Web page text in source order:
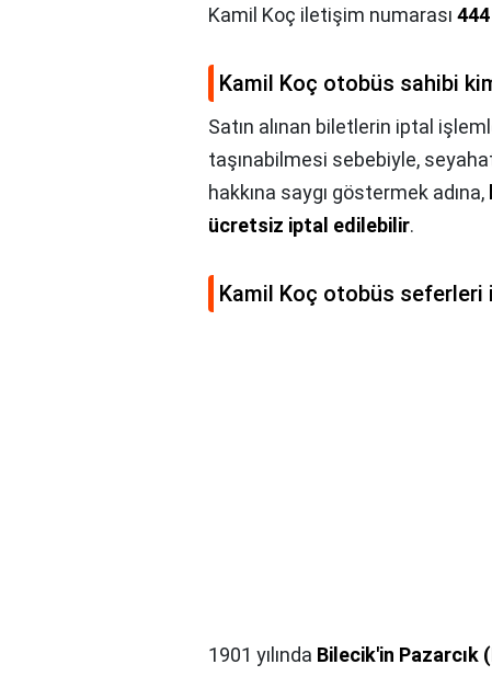
Kamil Koç iletişim numarası
Kamil Koç otobüs sahibi
Satın alınan biletlerin iptal
taşınabilmesi sebebiyle,
hakkına saygı göstermek adına,
ücretsiz iptal edilebilir.
Kamil Koç otobüs seferleri
1901 yılında Bilecik'in Pazarcık